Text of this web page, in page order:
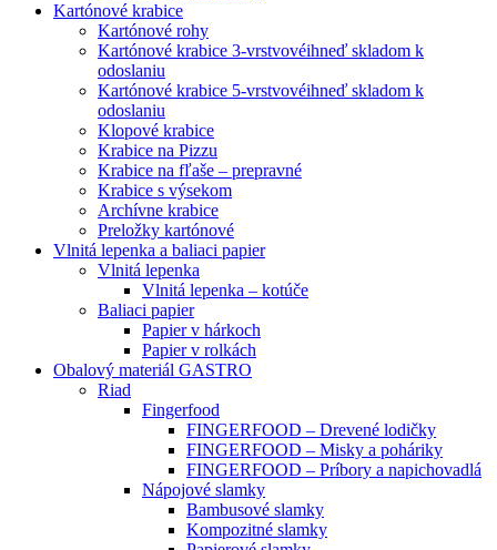
Kartónové krabice
Kartónové rohy
Kartónové krabice 3-vrstvovéihneď skladom k
odoslaniu
Kartónové krabice 5-vrstvovéihneď skladom k
odoslaniu
Klopové krabice
Krabice na Pizzu
Krabice na fľaše – prepravné
Krabice s výsekom
Archívne krabice
Preložky kartónové
Vlnitá lepenka a baliaci papier
Vlnitá lepenka
Vlnitá lepenka – kotúče
Baliaci papier
Papier v hárkoch
Papier v rolkách
Obalový materiál GASTRO
Riad
Fingerfood
FINGERFOOD – Drevené lodičky
FINGERFOOD – Misky a poháriky
FINGERFOOD – Príbory a napichovadlá
Nápojové slamky
Bambusové slamky
Kompozitné slamky